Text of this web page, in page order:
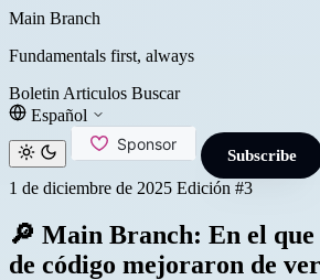
Main Branch
Fundamentals first, always
Boletin Articulos Buscar
Español
Subscribe
1 de diciembre de 2025 Edición #3
🔎 Main Branch: En el que
de código mejoraron de